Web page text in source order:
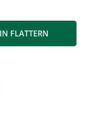
FLATTERN